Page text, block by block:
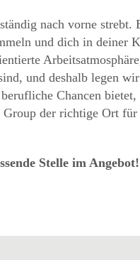
nach vorne
und dich in
und deshalb legen
Chancen
Group der richtige Ort
Stelle im Angebot!